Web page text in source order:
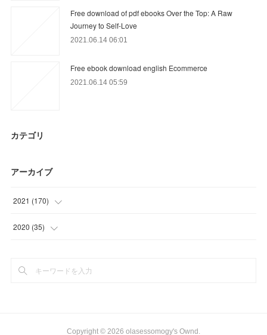
Free download of pdf ebooks Over the Top: A Raw
Journey to Self-Love
2021.06.14 06:01
Free ebook download english Ecommerce
2021.06.14 05:59
カテゴリ
アーカイブ
2021 (170)
(41 )
(
2020 (35)
(
Copyright © 2026 olasessomogy's Ownd .